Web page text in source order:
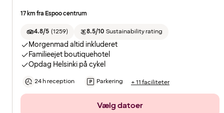
17 km fra Espoo centrum
4.8/5 (1259) 8.5/10 Sustainability rating
Morgenmad altid inkluderet
Familieejet boutiquehotel
Opdag Helsinki på cykel
24 h reception Parkering + 11 faciliteter
Vælg datoer